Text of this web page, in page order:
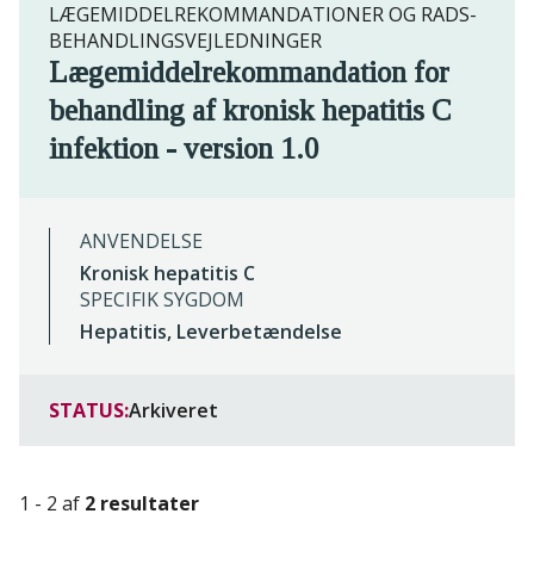
LÆGEMIDDELREKOMMANDATIONER OG RADS-
BEHANDLINGSVEJLEDNINGER
Lægemiddelrekommandation for
behandling af kronisk hepatitis C
infektion - version 1.0
ANVENDELSE
Kronisk hepatitis C
SPECIFIK SYGDOM
Hepatitis, Leverbetændelse
STATUS:Arkiveret
1 - 2 af 2 resultater